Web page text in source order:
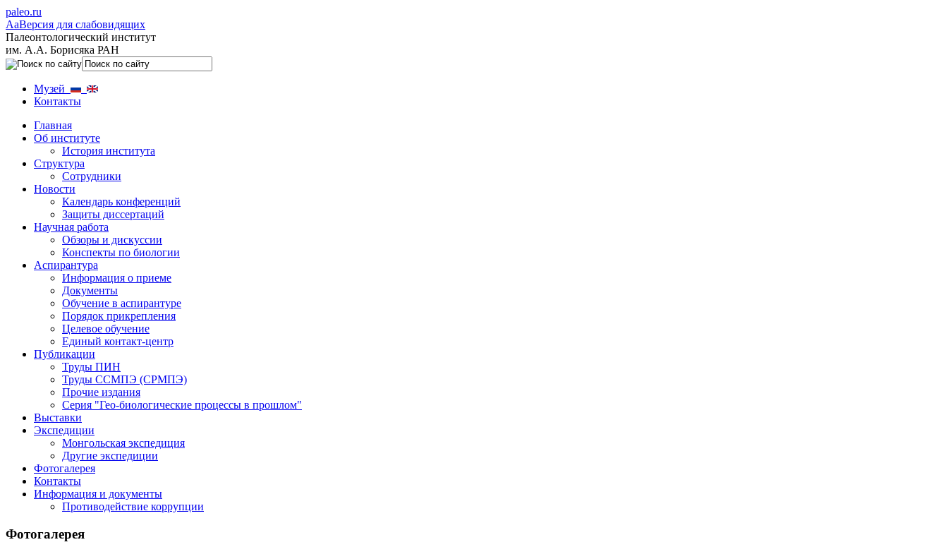
paleo.ru
AaВерсия для слабовидящих
Палеонтологический институт
им. А.А. Борисяка РАН
Музей
Контакты
Главная
Об институте
История института
Структура
Сотрудники
Новости
Календарь конференций
Защиты диссертаций
Научная работа
Обзоры и дискуссии
Конспекты по биологии
Аспирантура
Информация о приеме
Документы
Обучение в аспирантуре
Порядок прикрепления
Целевое обучение
Единый контакт-центр
Публикации
Труды ПИН
Труды ССМПЭ (СРМПЭ)
Прочие издания
Серия "Гео-биологические процессы в прошлом"
Выставки
Экспедиции
Монгольская экспедиция
Другие экспедиции
Фотогалерея
Контакты
Информация и документы
Противодействие коррупции
Фотогалерея